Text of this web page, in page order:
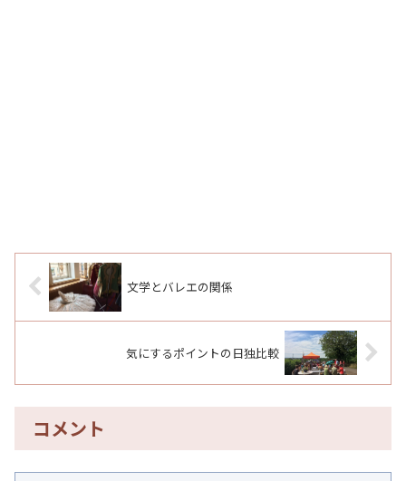
文学とバレエの関係
気にするポイントの日独比較
コメント